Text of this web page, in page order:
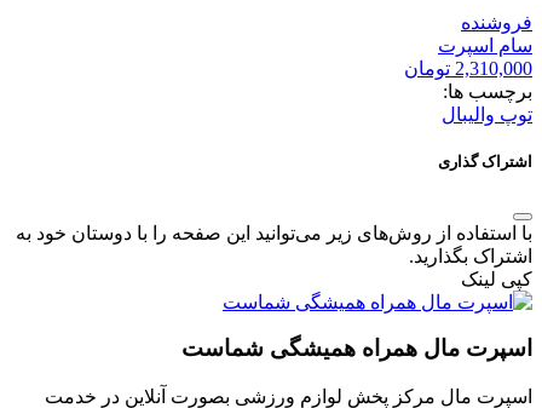
فروشنده
سام اسپرت
2,310,000 تومان
برچسب ها:
توپ والیبال
اشتراک گذاری
با استفاده از روش‌های زیر می‌توانید این صفحه را با دوستان خود به
اشتراک بگذارید.
کپی لینک
اسپرت مال همراه همیشگی شماست
اسپرت مال مرکز پخش لوازم ورزشی بصورت آنلاین در خدمت